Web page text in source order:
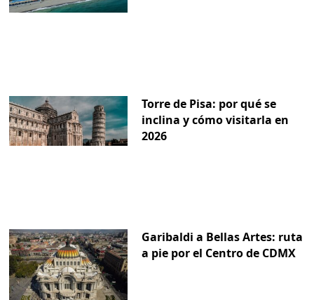
Torre de Pisa: por qué se
inclina y cómo visitarla en
2026
Garibaldi a Bellas Artes: ruta
a pie por el Centro de CDMX